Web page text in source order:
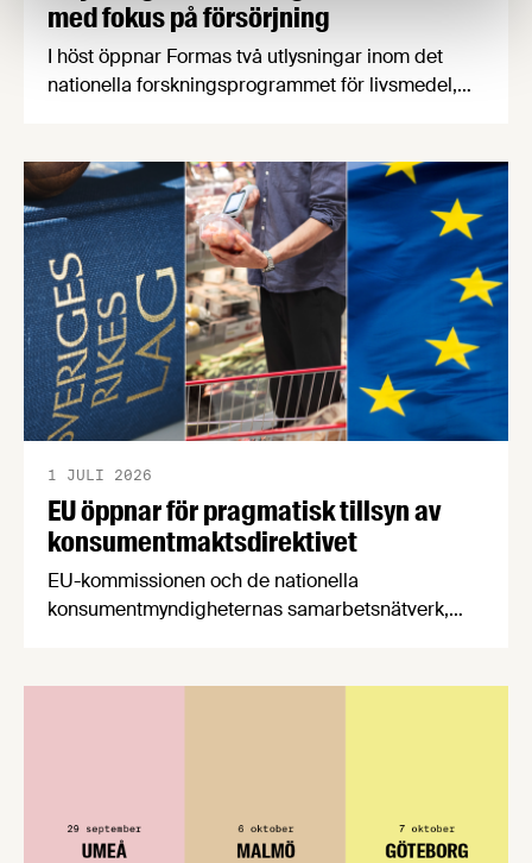
med fokus på försörjning
I höst öppnar Formas två utlysningar inom det
nationella forskningsprogrammet för livsmedel,
en motståndskraftig livsmedelsförsörjning", och
båda syftar till att bana väg för innovationer som
stärker Sveriges livsmedelsförsörjning.
EU öppnar för pragmatisk tillsyn av
konsumentmaktsdirektivet
1 JULI 2026
EU-kommissionen och de nationella
konsumentmyndigheternas samarbetsnätverk,